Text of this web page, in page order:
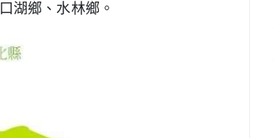
湖鄉、水林鄉。